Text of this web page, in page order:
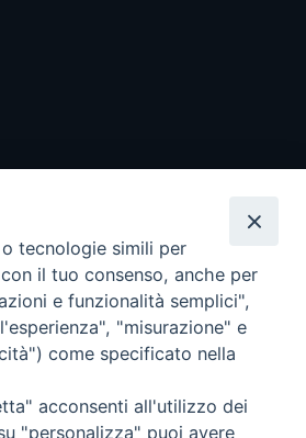
- Tutti i diritti riservati - Vita
tecnologie simili per
il tuo consenso, anche per
e funzionalità semplici",
"misurazione" e
come specificato nella
acconsenti all'utilizzo dei
"personalizza" puoi avere